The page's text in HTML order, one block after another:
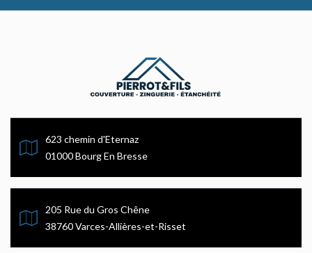
623 chemin d'Eternaz
01000 Bourg En Bresse
205 Rue du Gros Chêne
38760 Varces-Allières-et-Risset